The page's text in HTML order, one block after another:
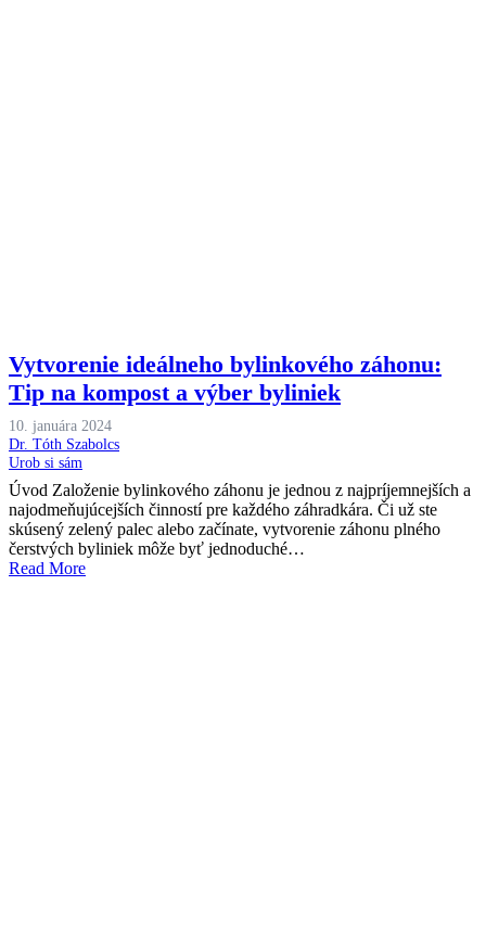
Vytvorenie ideálneho bylinkového záhonu:
Tip na kompost a výber byliniek
10. januára 2024
Dr. Tóth Szabolcs
Urob si sám
Úvod Založenie bylinkového záhonu je jednou z najpríjemnejších a
najodmeňujúcejších činností pre každého záhradkára. Či už ste
skúsený zelený palec alebo začínate, vytvorenie záhonu plného
čerstvých byliniek môže byť jednoduché…
Read More